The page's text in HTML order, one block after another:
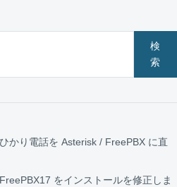
検
索
かり電話を Asterisk / FreePBX に直
をインストールを修正しま